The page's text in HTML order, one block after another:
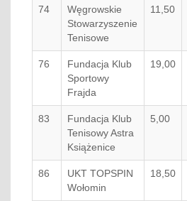
74
Węgrowskie
Stowarzyszenie
Tenisowe
11,50
76
Fundacja Klub
Sportowy
Frajda
19,00
83
Fundacja Klub
Tenisowy Astra
Książenice
5,00
86
UKT TOPSPIN
Wołomin
18,50